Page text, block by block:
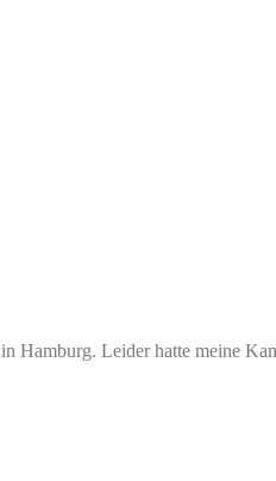
in Hamburg. Leider hatte meine